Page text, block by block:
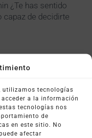
utilizamos tecnologías
a la información
tecnologías nos
de
en este sitio. No
afectar
¿Te has sentido
capaz de decidirte